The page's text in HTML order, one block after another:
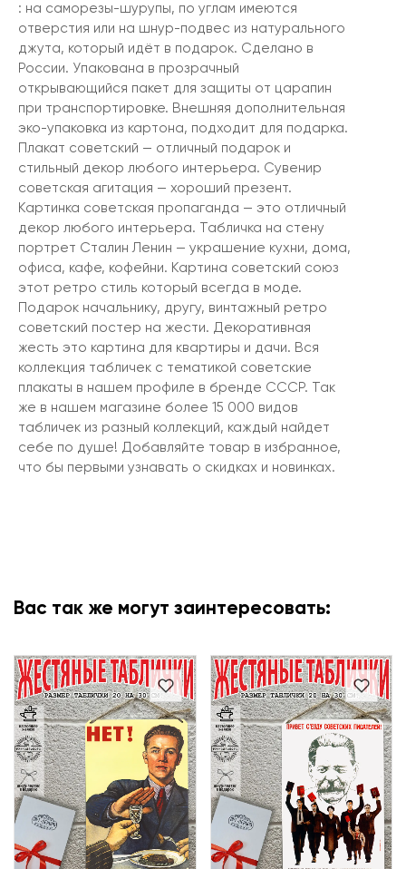
: на саморезы-шурупы, по углам имеются
отверстия или на шнур-подвес из натурального
джута, который идёт в подарок. Сделано в
России. Упакована в прозрачный
открывающийся пакет для защиты от царапин
при транспортировке. Внешняя дополнительная
эко-упаковка из картона, подходит для подарка.
Плакат советский — отличный подарок и
стильный декор любого интерьера. Сувенир
советская агитация — хороший презент.
Картинка советская пропаганда — это отличный
декор любого интерьера. Табличка на стену
портрет Сталин Ленин — украшение кухни, дома,
офиса, кафе, кофейни. Картина советский союз
этот ретро стиль который всегда в моде.
Подарок начальнику, другу, винтажный ретро
советский постер на жести. Декоративная
жесть это картина для квартиры и дачи. Вся
коллекция табличек с тематикой советские
плакаты в нашем профиле в бренде СССР. Так
же в нашем магазине более 15 000 видов
табличек из разный коллекций, каждый найдет
себе по душе! Добавляйте товар в избранное,
что бы первыми узнавать о скидках и новинках.
Вас так же могут заинтересовать: